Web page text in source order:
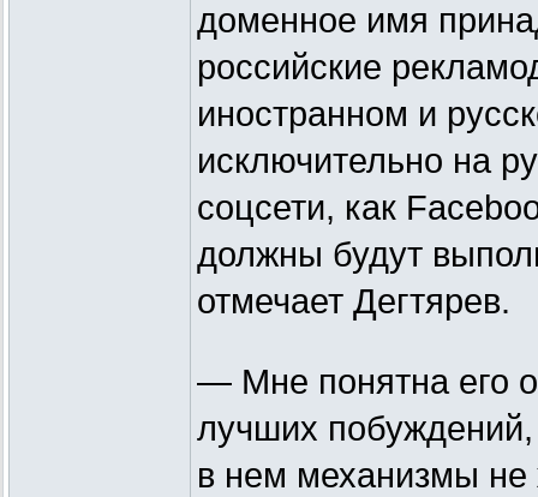
доменное имя
российские
иностранном и
исключительно на
соцсети, как
должны будут
отмечает Дегтярев.
— Мне понятна его
лучших
в нем механизмы